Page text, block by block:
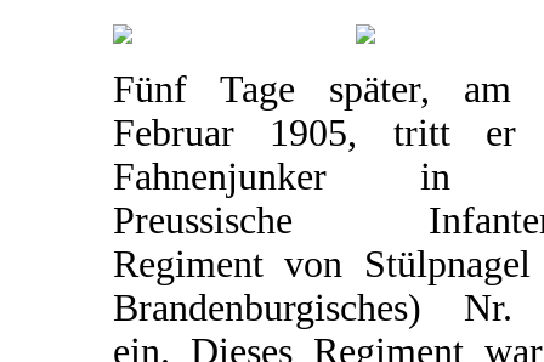
Fünf Tage später, am
Februar 1905, tritt er
Fahnenjunker in
Preussische
Regiment von
Brandenburgisches)
ein. Dieses Regiment